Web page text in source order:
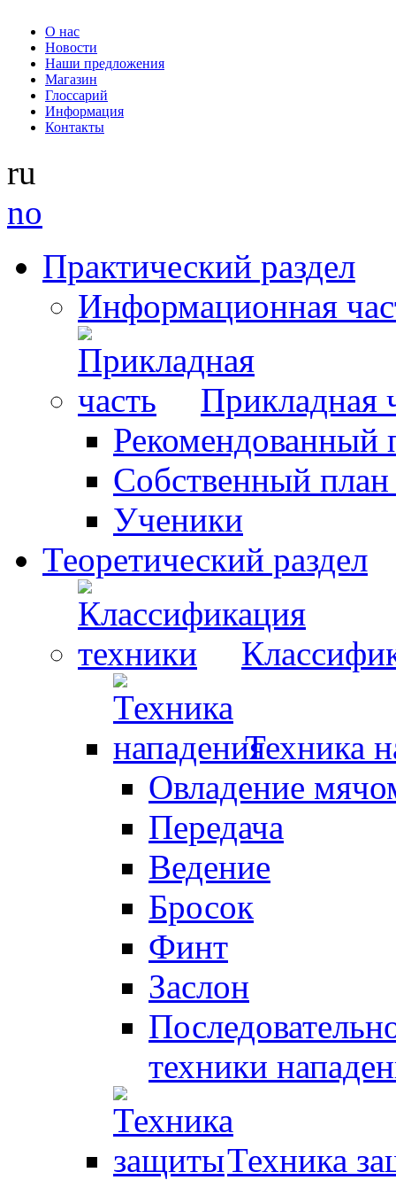
О нас
Новости
Наши предложения
Магазин
Глоссарий
Информация
Контакты
ru
no
Практический раздел
Информационная
Прикладная
Рекомендованный
Собственный
Ученики
Теоретический раздел
Техника
Овладение
Передача
Ведение
Бросок
Финт
Заслон
техники
Техника